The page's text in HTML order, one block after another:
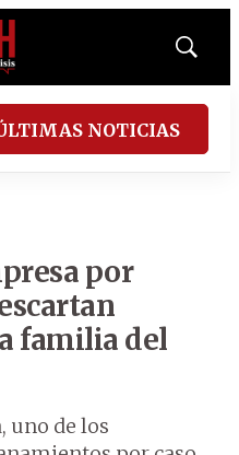
Mostrar
NOTICIAS
por
familia del
uno de los